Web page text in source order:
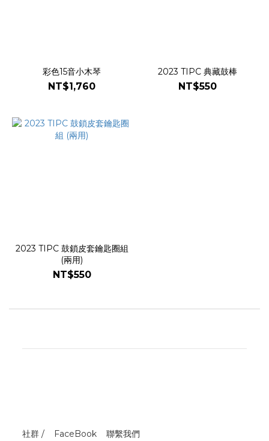
彩色15音小木琴
NT$1,760
2023 TIPC 典藏鼓棒
NT$550
2023 TIPC 鼓鎖皮套鑰匙圈組
(兩用)
NT$550
社群 / FaceBook 聯繫我們